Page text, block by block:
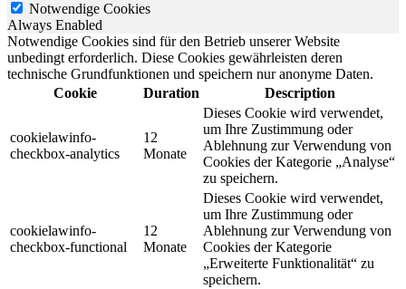
Notwendige Cookies
Always Enabled
Notwendige Cookies sind für den Betrieb unserer Website
unbedingt erforderlich. Diese Cookies gewährleisten deren
technische Grundfunktionen und speichern nur anonyme Daten.
Cookie
Duration Description
cookielawinfo-
checkbox-analytics
12
Monate
Dieses Cookie wird verwendet,
um Ihre Zustimmung oder
Ablehnung zur Verwendung von
Cookies der Kategorie „Analyse“
zu speichern.
cookielawinfo-
checkbox-functional
12
Monate
Dieses Cookie wird verwendet,
um Ihre Zustimmung oder
Ablehnung zur Verwendung von
Cookies der Kategorie
„Erweiterte Funktionalität“ zu
speichern.